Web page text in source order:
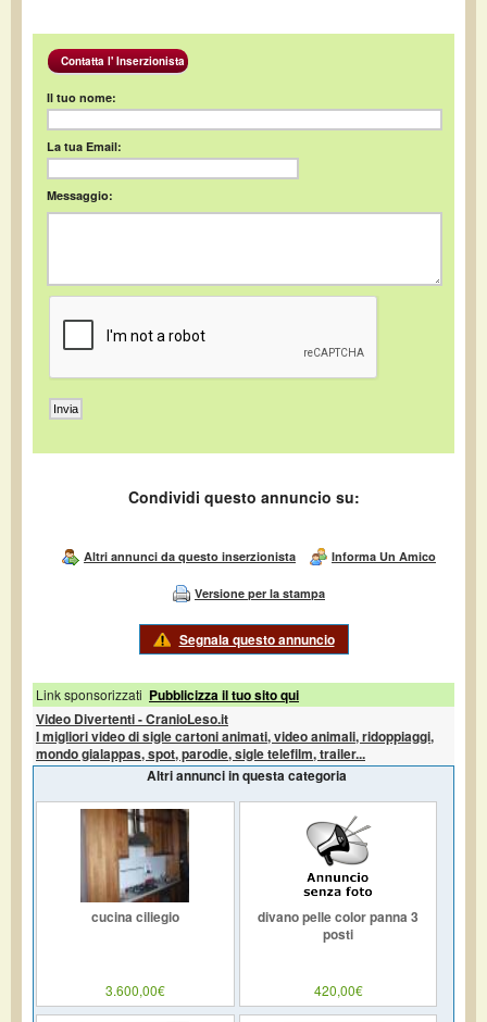
Contatta l' Inserzionista
Il tuo nome:
La tua Email:
Messaggio:
Condividi questo annuncio su:
Altri annunci da questo inserzionista Informa Un Amico
Versione per la stampa
Segnala questo annuncio
Link sponsorizzati Pubblicizza il tuo sito qui
Video Divertenti - CranioLeso.it
I migliori video di sigle cartoni animati, video animali, ridoppiaggi,
mondo gialappas, spot, parodie, sigle telefilm, trailer...
Altri annunci in questa categoria
cucina ciliegio
3.600,00€
divano pelle color panna 3
posti
420,00€